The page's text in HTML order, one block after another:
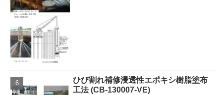
ひび割れ補修浸透性エポキシ樹脂塗布
工法 (CB-130007-VE)